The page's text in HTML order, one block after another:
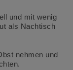
und mit wenig
als Nachtisch
nehmen und